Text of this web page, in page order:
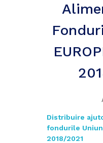
Distribuire
fondurile
2018/2021